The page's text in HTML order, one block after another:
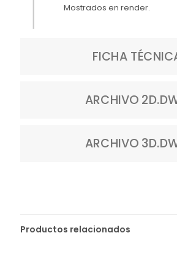
Mostrados en render.
FICHA
ARCHIVO
ARCHIVO
Productos relacionados